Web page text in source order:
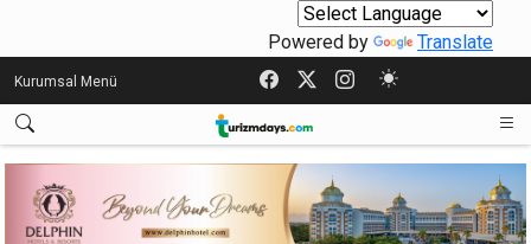
Powered by Translate
Kurumsal Menü